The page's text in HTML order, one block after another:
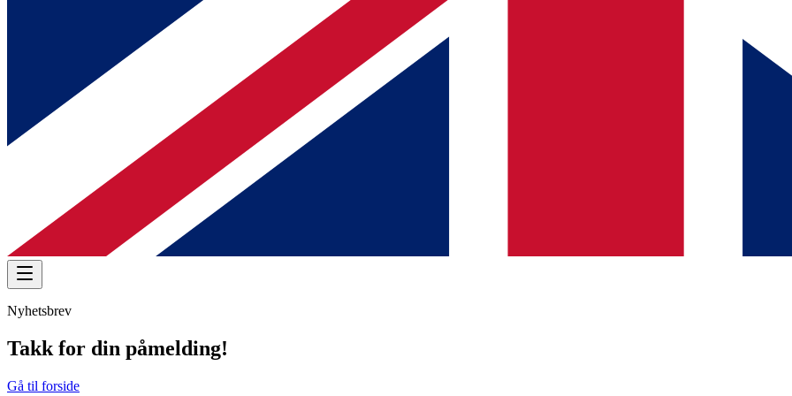
Nyhetsbrev
Takk for din påmelding!
Gå til forside